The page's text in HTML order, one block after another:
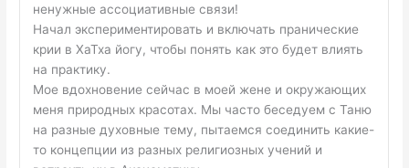
ненужные ассоциативные связи!
Начал экспериментировать и включать пранические
крии в ХаТха йогу, чтобы понять как это будет влиять
на практику.
Мое вдохновение сейчас в моей жене и окружающих
меня природных красотах. Мы часто беседуем с Таню
на разные духовные тему, пытаемся соединить какие-
то концепции из разных религиозных учений и